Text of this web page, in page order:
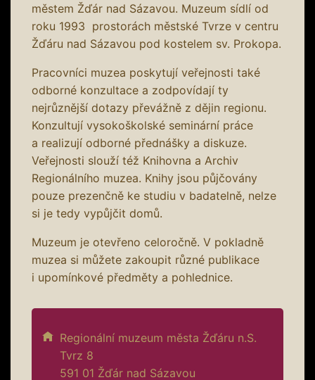
městem Žďár nad Sázavou. Muzeum sídlí od
roku 1993 prostorách městské Tvrze v centru
Žďáru nad Sázavou pod kostelem sv. Prokopa.
Pracovníci muzea poskytují veřejnosti také
odborné konzultace a zodpovídají ty
nejrůznější dotazy převážně z dějin regionu.
Konzultují vysokoškolské seminární práce
a realizují odborné přednášky a diskuze.
Veřejnosti slouží též Knihovna a Archiv
Regionálního muzea. Knihy jsou půjčovány
pouze prezenčně ke studiu v badatelně, nelze
si je tedy vypůjčit domů.
Muzeum je otevřeno celoročně. V pokladně
muzea si můžete zakoupit různé publikace
i upomínkové předměty a pohlednice.
Regionální muzeum města Žďáru n.S.
Tvrz 8
591 01 Žďár nad Sázavou